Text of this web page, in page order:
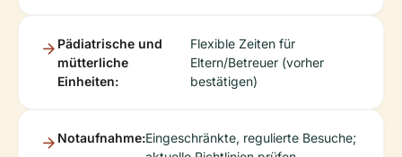
Pädiatrische und
mütterliche
Einheiten:
Flexible Zeiten für
Eltern/Betreuer (vorher
bestätigen)
Notaufnahme:Eingeschränkte, regulierte Besuche;